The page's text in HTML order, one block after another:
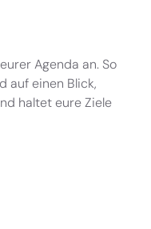
Agenda an. So
auf einen Blick,
haltet eure Ziele